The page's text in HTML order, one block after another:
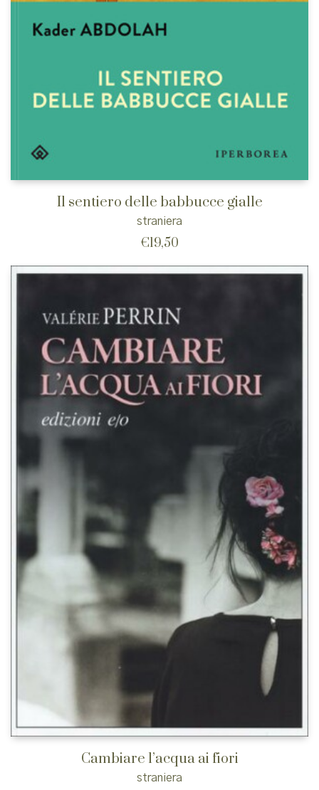
Il sentiero delle babbucce gialle
straniera
€19,50
Cambiare l’acqua ai fiori
straniera